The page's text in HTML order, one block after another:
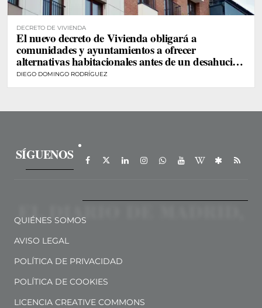
DECRETO DE VIVIENDA
El nuevo decreto de Vivienda obligará a
comunidades y ayuntamientos a ofrecer
alternativas habitacionales antes de un desahucio
de personas vulnerables
DIEGO DOMINGO RODRÍGUEZ
SÍGUENOS
QUIÉNES SOMOS
AVISO LEGAL
POLÍTICA DE PRIVACIDAD
POLÍTICA DE COOKIES
LICENCIA CREATIVE COMMONS